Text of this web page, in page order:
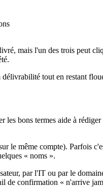
mais l'un des trois peut
tout en restant
bons termes aide à
le même compte). Parfois
« noms ».
par l'IT ou par le
de confirmation « n'arrive